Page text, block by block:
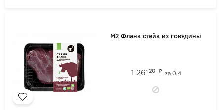
М2 Фланк стейк из говядины
1 261 20 за 0.4